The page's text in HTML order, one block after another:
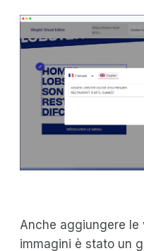
Anche aggiungere
immagini è stato un